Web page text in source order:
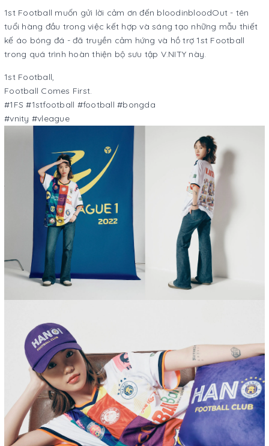
1st Football muốn gửi lời cảm ơn đến bloodinbloodOut - tên
tuổi hàng đầu trong việc kết hợp và sáng tạo những mẫu thiết
kế áo bóng đá - đã truyền cảm hứng và hồ trợ 1st Football
trong quá trình hoàn thiện bộ sưu tập V.NITY này.
1st Football,
Football Comes First.
#1FS #1stfootball #football #bongda
#vnity #vleague